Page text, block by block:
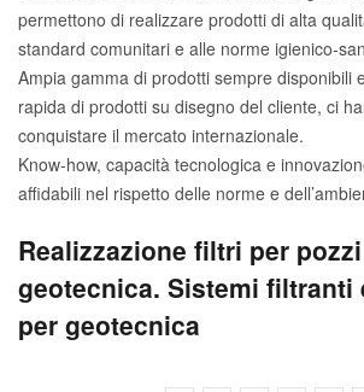
permettono di realizzare prodotti di alta
standard comunitari e alle norme igienico-
Ampia gamma di prodotti sempre disponibili
rapida di prodotti su disegno del cliente, ci
conquistare il mercato internazionale.
Know-how, capacità tecnologica e
affidabili nel rispetto delle norme e
Realizzazione filtri per
geotecnica. Sistemi filtranti
per geotecnica